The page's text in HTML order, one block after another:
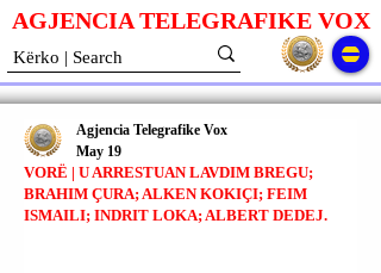
AGJENCIA TELEGRAFIKE VOX
VORË | U ARRESTUAN LAVDIM BREGU;
BRAHIM ÇURA; ALKEN KOKIÇI; FEIM
ISMAILI; INDRIT LOKA; ALBERT DEDEJ.
Agjencia Telegrafike Vox
May 19